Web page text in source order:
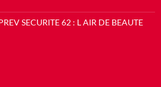
SECURITE 62 : L AIR DE BEAUTE